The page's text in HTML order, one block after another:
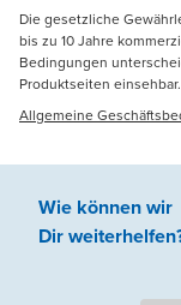
Die gesetzliche
bis zu 10 Jahre
Bedingungen
Produktseiten einsehbar.
Allgemeine
Wie können wir
Dir weiterhelfen